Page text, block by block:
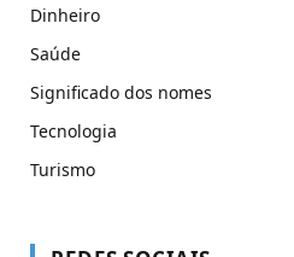
Dinheiro
Saúde
Significado dos nomes
Tecnologia
Turismo